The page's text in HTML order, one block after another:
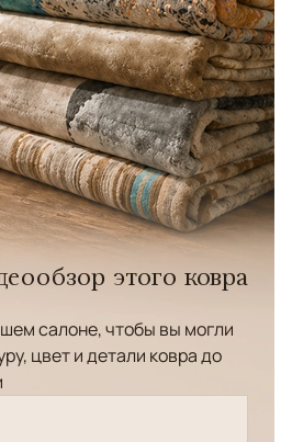
этого ковра
салоне, чтобы вы могли
цвет и детали ковра до